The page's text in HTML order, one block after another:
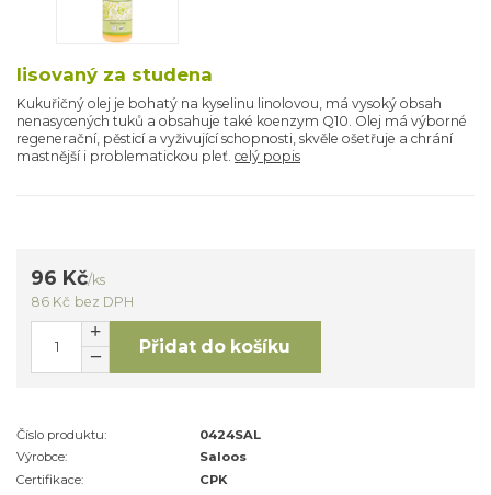
lisovaný za studena
Kukuřičný olej je bohatý na kyselinu linolovou, má vysoký obsah
nenasycených tuků a obsahuje také koenzym Q10. Olej má výborné
regenerační, pěsticí a vyživující schopnosti, skvěle ošetřuje a chrání
mastnější i problematickou pleť. celý popis
96 Kč/ks
86 Kč bez DPH
Přidat do košíku
Číslo produktu:
0424SAL
Výrobce:
Saloos
Certifikace:
CPK